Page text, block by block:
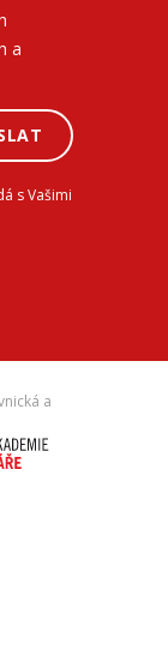
a
s Vašimi
a